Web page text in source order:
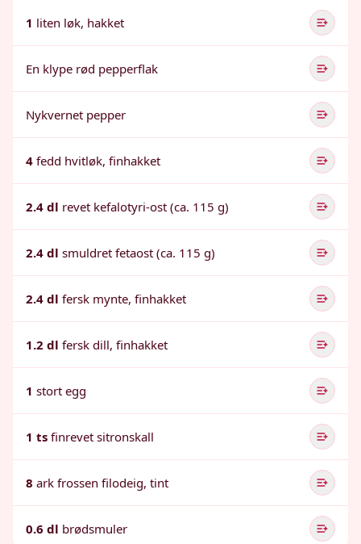
1 liten løk, hakket
En klype rød pepperflak
Nykvernet pepper
4 fedd hvitløk, finhakket
2.4 dl revet kefalotyri-ost (ca. 115 g)
2.4 dl smuldret fetaost (ca. 115 g)
2.4 dl fersk mynte, finhakket
1.2 dl fersk dill, finhakket
1 stort egg
1 ts finrevet sitronskall
8 ark frossen filodeig, tint
0.6 dl brødsmuler